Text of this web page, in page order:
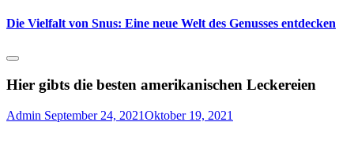
Die Vielfalt von Snus: Eine neue Welt des Genusses entdecken
Hier gibts die besten amerikanischen Leckereien
Admin September 24, 2021Oktober 19, 2021